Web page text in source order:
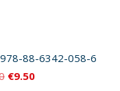
978-88-6342-058-6
Il
€9.50Il